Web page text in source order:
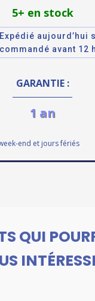
5+ en stock
Expédié aujourd’hui
commandé avant 12
GARANTIE :
1 an
end et jours fériés
QUI